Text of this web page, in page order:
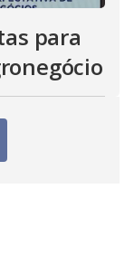
para